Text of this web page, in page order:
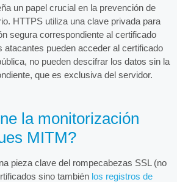
un papel crucial en la prevención de
HTTPS utiliza una clave privada para
segura correspondiente al certificado
atacantes pueden acceder al certificado
no pueden descifrar los datos sin la
que es exclusiva del servidor.
la monitorización
MITM?
pieza clave del rompecabezas SSL (no
sino también los registros de